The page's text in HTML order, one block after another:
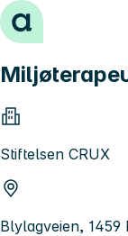
Hopp til innhold
Stiftelsen CRUX
Blylagveien, 1459